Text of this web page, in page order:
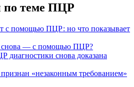
по теме ПЦР
с помощью ПЦР: но что показывает
снова — с помощью ПЦР?
диагностики снова доказана
«незаконным требованием»